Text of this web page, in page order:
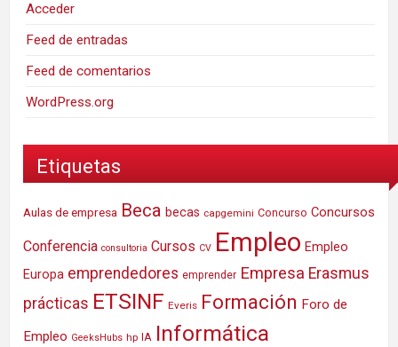
Acceder
Feed de entradas
Feed de comentarios
WordPress.org
Etiquetas
Aulas de empresa Beca becas capgemini Concurso Concursos
Conferencia consultoria Cursos CV Empleo Empleo
Europa emprendedores emprender Empresa Erasmus
prácticas ETSINF Everis Formación Foro de
Empleo GeeksHubs hp IA Informática